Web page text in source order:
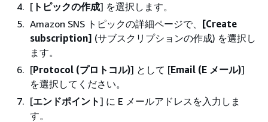
[ トピックの作成] を選択します。
Amazon SNS トピックの詳細ページで、
[Create
subscription] (サブスクリプションの作成) を選択し
ます。
[Protocol (プロトコル)] として [Email (E メール)]
を選択してください。
[エンドポイント] に E メールアドレスを入力しま
す。